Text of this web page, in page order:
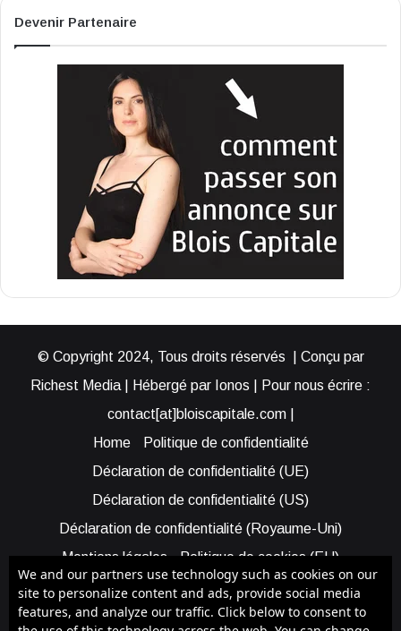
Devenir Partenaire
© Copyright 2024, Tous droits réservés | Conçu par
Richest Media | Hébergé par Ionos | Pour nous écrire :
contact[at]bloiscapitale.com |
Home
Politique de confidentialité
Déclaration de confidentialité (UE)
Déclaration de confidentialité (US)
Déclaration de confidentialité (Royaume-Uni)
Mentions légales
Politique de cookies (EU)
Cookie Policy (AUS)
Cookie Policy (US)
Qui sommes-nous ?
Participer à Blois Capitale
We and our partners use technology such as cookies on our
site to personalize content and ads, provide social media
features, and analyze our traffic. Click below to consent to